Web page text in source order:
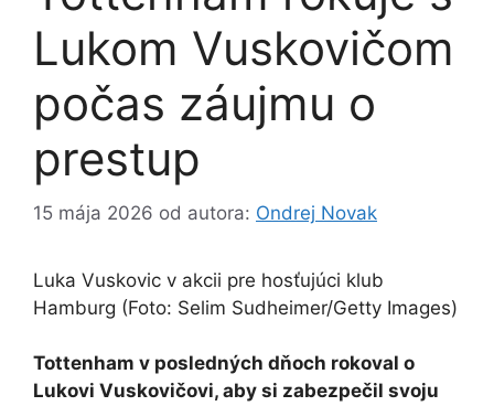
Lukom Vuskovičom
počas záujmu o
prestup
15 mája 2026 od autora: Ondrej Novak
Luka Vuskovic v akcii pre hosťujúci klub
Hamburg (Foto: Selim Sudheimer/Getty Images)
Tottenham v posledných dňoch rokoval o
Lukovi Vuskovičovi, aby si zabezpečil svoju